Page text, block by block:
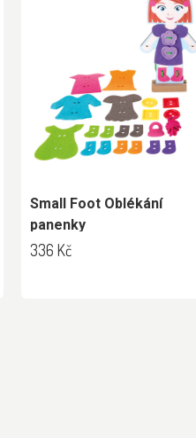
Small Foot Oblékání
panenky
336 Kč